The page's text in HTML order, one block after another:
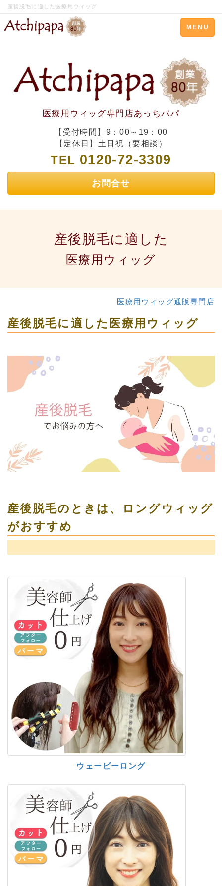
産後脱毛に適した医療用ウィッグ
Toggle
navigation
MENU
医療用ウィッグ専門店あっちパパ
【受付時間】9：00～19：00
【定休日】土日祝（要相談）
TEL 0120-72-3309
お問合せ
産後脱毛に適した
医療用ウィッグ
医療用ウィッグ通販専門店
産後脱毛に適した医療用ウィッグ
産後脱毛のときは、ロングウィッグ
がおすすめ
ウェービーロング